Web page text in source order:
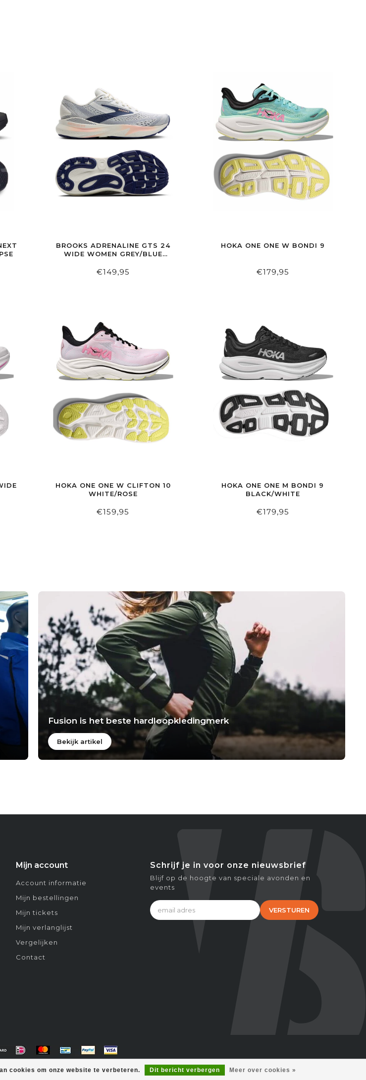
BROOKS ADRENALINE GTS 24
WIDE WOMEN GREY/BLUE
€149,95
HOKA ONE ONE W BONDI 9
€179,95
HOKA ONE ONE W CLIFTON 10
WHITE/ROSE
€159,95
HOKA ONE ONE M BONDI 9
BLACK/WHITE
€179,95
Fusion is het beste hardloopkledingmerk
Bekijk artikel
cookies om onze website te verbeteren. Dit bericht verbergen Meer over cookies »
Mijn account
Account informatie
Mijn bestellingen
Mijn tickets
Mijn verlanglijst
Vergelijken
Contact
Schrijf je in voor onze nieuwsbrief
Blijf op de hoogte van speciale avonden en
events
VERSTUREN